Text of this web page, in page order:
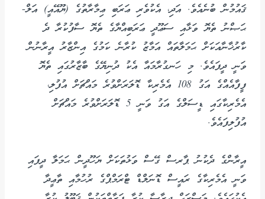
ޤައުމުން ބުނެއެވެ. އަދި، އެކުވެރި ޢަރަބި ޢިމާރާތުގެ (ޔޫއޭއީ) އަލް-
ޙަޞްނު ތެޔޮ ވަޅާއި ސަޢޫދީ ޢަރަބިއްޔާގެ ތެޔޮ ސާފުކުރާ ދެ
ކާރުޚާނާއަކަށް ޙަމަލާތައް އަމާޒު ކުރާނެ ކަމުގެ އިންޒާރު އީރާނުން
ވަނީ ދީފައެވެ. މި ހަނގުރާމައާ އެކު ދުނިޔޭގެ ބާޒާރުގައި ތެޔޮ
ފީފާއެއްގެ އަގު 108 އެމެރިކާ ޑޮލަރަށްވުރެ މައްޗަށް އުފުލި،
އެމެރިކާގައި ޑީސަލްގެ އަގު ވަނީ 5 ޑޮލަރަށްވުރެ މައްޗަށް
އުފުލިފައެވެ.
އީރާންގެ ދެކުނު ޕާރސް ގޭސް ވަޅުތަކަށް ޔަހޫދީން ޙަމަލާ ދީފައި
ވަނީ އެމެރިކާގެ ރައީސް ޑޮނަލްޑް ޓްރަމްޕްގެ ރުހުމާއި ތާޢީދާ